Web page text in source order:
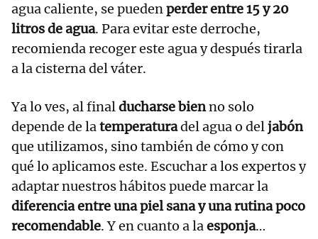
agua caliente, se puedenperder entre 15 y 20
litros de agua. Para evitar este derroche,
recomienda recoger este agua y después tirarla
a la cisterna del váter.
Ya lo ves, al finalducharse bienno solo
depende de latemperaturadel agua o deljabón
que utilizamos, sino también de cómo y con
qué lo aplicamos este. Escuchar a los expertos y
adaptar nuestros hábitos puede marcar la
diferencia entre una piel sana y una rutina poco
recomendable. Y en cuanto a laesponja…